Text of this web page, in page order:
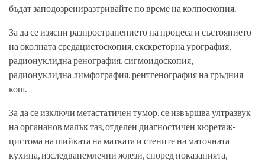
бъдат заподозрени­разтривайте по време на колпоскопия.
За да се изясни разпространението на процеса и състоянието
на околната среда­цистоскопия, екскреторна урография,
радионуклидна ренография, сигмоидоскопия,
радионуклидна лимфография, рентгенография на гръдния
кош.
За да се изключи метастатичен тумор, се извършва ултразвук
на органа­нов малък таз, отделен диагностичен кюретаж­
цистома на шийката на матката и стените на маточната
кухина, изследване­млечни жлези, според показанията,